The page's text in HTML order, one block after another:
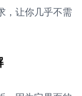
，让你几乎不需